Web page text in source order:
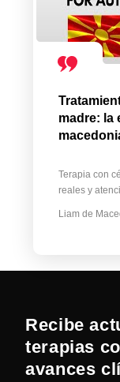
madre: la
Terapia con
reales y
Liam de
Recibe
terapias
avances